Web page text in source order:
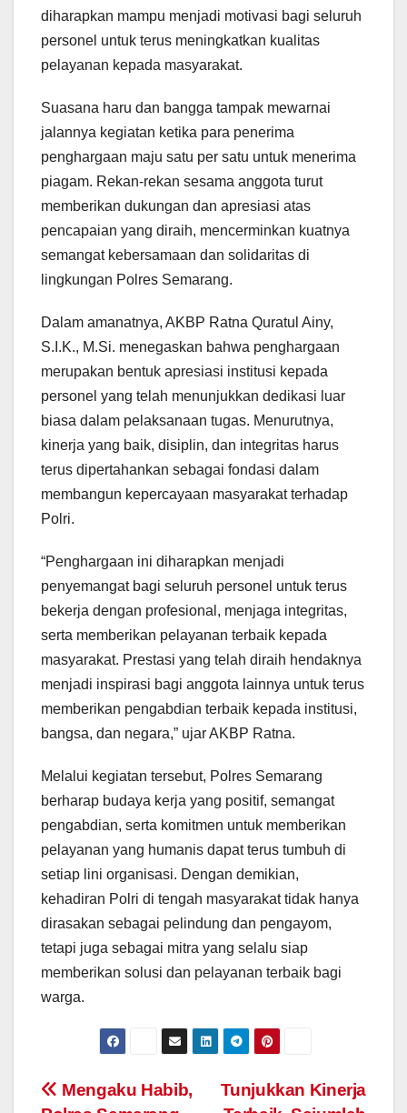
diharapkan mampu menjadi motivasi bagi seluruh
personel untuk terus meningkatkan kualitas
pelayanan kepada masyarakat.
Suasana haru dan bangga tampak mewarnai
jalannya kegiatan ketika para penerima
penghargaan maju satu per satu untuk menerima
piagam. Rekan-rekan sesama anggota turut
memberikan dukungan dan apresiasi atas
pencapaian yang diraih, mencerminkan kuatnya
semangat kebersamaan dan solidaritas di
lingkungan Polres Semarang.
Dalam amanatnya, AKBP Ratna Quratul Ainy,
S.I.K., M.Si. menegaskan bahwa penghargaan
merupakan bentuk apresiasi institusi kepada
personel yang telah menunjukkan dedikasi luar
biasa dalam pelaksanaan tugas. Menurutnya,
kinerja yang baik, disiplin, dan integritas harus
terus dipertahankan sebagai fondasi dalam
membangun kepercayaan masyarakat terhadap
Polri.
“Penghargaan ini diharapkan menjadi
penyemangat bagi seluruh personel untuk terus
bekerja dengan profesional, menjaga integritas,
serta memberikan pelayanan terbaik kepada
masyarakat. Prestasi yang telah diraih hendaknya
menjadi inspirasi bagi anggota lainnya untuk terus
memberikan pengabdian terbaik kepada institusi,
bangsa, dan negara,” ujar AKBP Ratna.
Melalui kegiatan tersebut, Polres Semarang
berharap budaya kerja yang positif, semangat
pengabdian, serta komitmen untuk memberikan
pelayanan yang humanis dapat terus tumbuh di
setiap lini organisasi. Dengan demikian,
kehadiran Polri di tengah masyarakat tidak hanya
dirasakan sebagai pelindung dan pengayom,
tetapi juga sebagai mitra yang selalu siap
memberikan solusi dan pelayanan terbaik bagi
warga.
Post
Tunjukkan Kinerja
Mengaku Habib,